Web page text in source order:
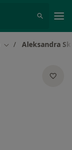
Zmień miasto
Aleksandra